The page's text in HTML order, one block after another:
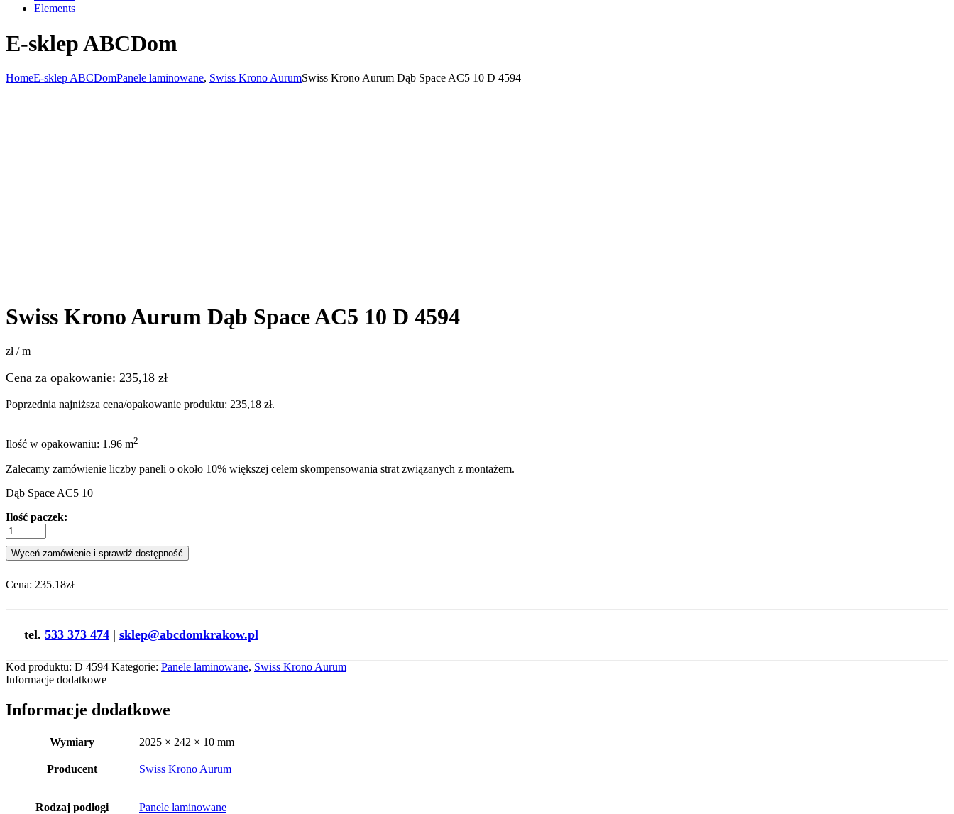
Elements
E-sklep ABCDom
HomeE-sklep ABCDomPanele laminowane, Swiss Krono AurumSwiss Krono Aurum Dąb Space AC5 10 D 4594
Swiss Krono Aurum Dąb Space AC5 10 D 4594
zł / m
Cena za opakowanie: 235,18 zł
Poprzednia najniższa cena/opakowanie produktu: 235,18 zł.
Ilość w opakowaniu: 1.96 m2
Zalecamy zamówienie liczby paneli o około 10% większej celem skompensowania strat związanych z montażem.
Dąb Space AC5 10
Ilość paczek:
Wyceń zamówienie i sprawdź dostępność
Cena: 235.18zł
tel. 533 373 474 | sklep@abcdomkrakow.pl
Kod produktu: D 4594 Kategorie: Panele laminowane, Swiss Krono Aurum
Informacje dodatkowe
Informacje dodatkowe
Wymiary 2025 × 242 × 10 mm
Producent Swiss Krono Aurum
Rodzaj podłogi Panele laminowane